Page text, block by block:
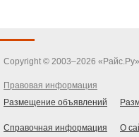
Copyright © 2003–2026
Правовая информация
Размещение объявлений
Справочная информация О